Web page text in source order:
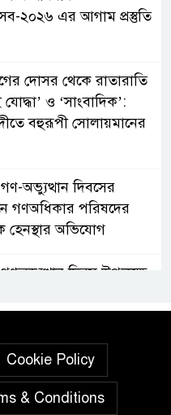
২০২৬ এর আগাম প্রস্তুতি
দোসর থেকে রাতারাতি
ও ‘সাংবাদিক’:
বহুরূপী সোলায়মানের
অভ্যুত্থান দিবসের
গণঅধিকার পরিষদের
হেনস্থার অভিযোগ
দিবস উপলক্ষে
নিরাপদ অভিবাসন ও
শীর্ষক সেমিনার
Cookie Policy
& Conditions